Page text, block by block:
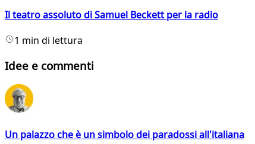
Il teatro assoluto di Samuel Beckett per la radio
1 min di lettura
Idee e commenti
Un palazzo che è un simbolo dei paradossi all'italiana